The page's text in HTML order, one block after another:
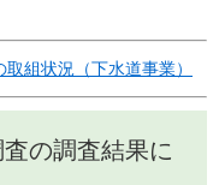
組状況（下水道事業）
の調査結果に